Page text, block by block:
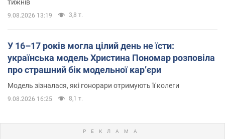
тижнів
9.08.2026 13:19 3,8 т.
У 16–17 років могла цілий день не їсти:
українська модель Христина Пономар розповіла
про страшний бік модельної кар’єри
Модель зізналася, які гонорари отримують її колеги
9.08.2026 16:25 8,1 т.